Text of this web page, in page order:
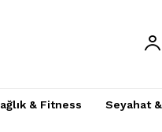
& Fitness Seyahat